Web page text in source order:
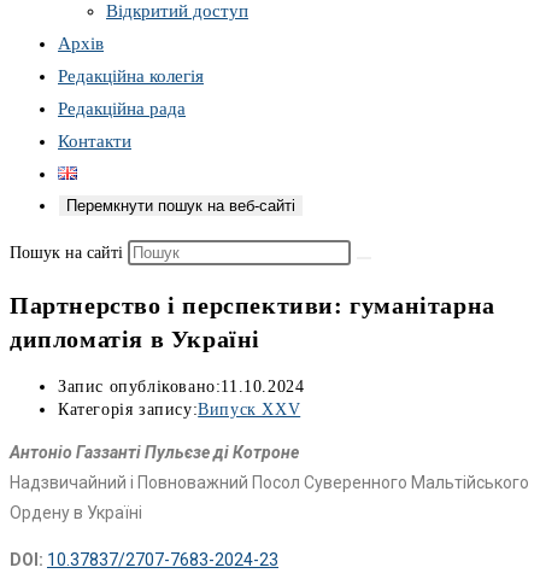
Відкритий доступ
Архів
Редакційна колегія
Редакційна рада
Контакти
Перемкнути пошук на веб-сайті
Пошук на сайті
Партнерство і перспективи: гуманітарна
дипломатія в Україні
Запис опубліковано:11.10.2024
Категорія запису:Випуск XXV
Антоніо Газзанті Пульєзе ді Котроне
Надзвичайний і Повноважний Посол Суверенного Мальтійського
Ордену в Україні
DOI: 10.37837/2707-7683-2024-23